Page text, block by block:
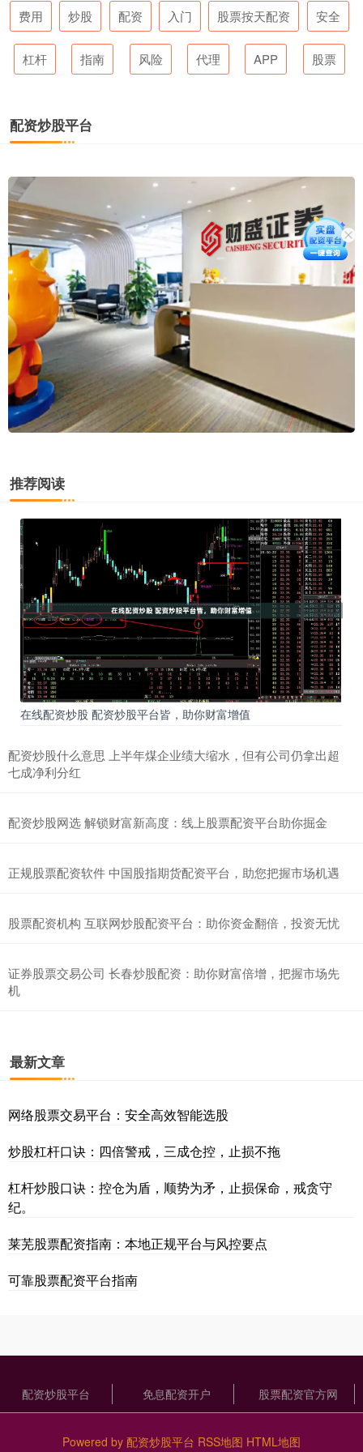
费用 炒股 配资 入门 股票按天配资 安全
杠杆 指南 风险 代理 APP 股票
配资炒股平台
推荐阅读
在线配资炒股 配资炒股平台皆，助你财富增值
配资炒股什么意思 上半年煤企业绩大缩水，但有公司仍拿出超
七成净利分红
配资炒股网选 解锁财富新高度：线上股票配资平台助你掘金
正规股票配资软件 中国股指期货配资平台，助您把握市场机遇
股票配资机构 互联网炒股配资平台：助你资金翻倍，投资无忧
证券股票交易公司 长春炒股配资：助你财富倍增，把握市场先
机
最新文章
网络股票交易平台：安全高效智能选股
炒股杠杆口诀：四倍警戒，三成仓控，止损不拖
杠杆炒股口诀：控仓为盾，顺势为矛，止损保命，戒贪守
纪。
莱芜股票配资指南：本地正规平台与风控要点
可靠股票配资平台指南
配资炒股平台 免息配资开户 股票配资官方网
Powered by 配资炒股平台 RSS地图 HTML地图